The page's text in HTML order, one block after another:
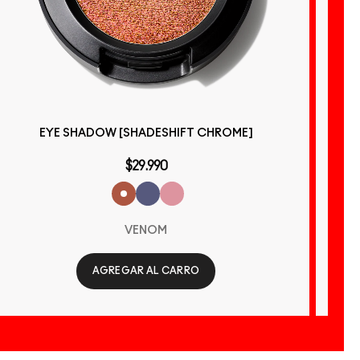
EYE SHADOW [SHADESHIFT CHROME]
$29.990
VENOM
AGREGAR AL CARRO